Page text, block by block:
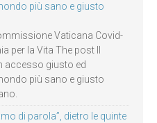
più sano e giusto
Vaticana Covid-
per la Vita The post Il
accesso giusto ed
più sano e giusto
di parola”, dietro le quinte